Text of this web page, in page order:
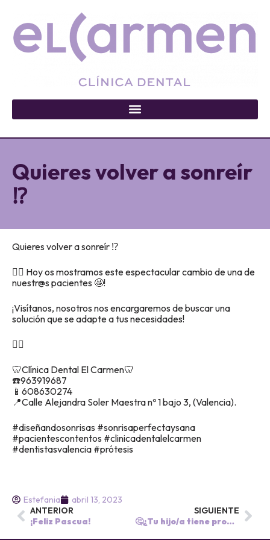
Quieres volver a sonreír
⁉️
Quieres volver a sonreír ⁉️
👉🏽 Hoy os mostramos este espectacular cambio de una de
nuestr@s pacientes 🤩!
¡Visítanos, nosotros nos encargaremos de buscar una
solución que se adapte a tus necesidades!
👇🏾
🦷Clínica Dental El Carmen🦷
☎️963919687
📱608630274
📍Calle Alejandra Soler Maestra nº 1 bajo 3, (Valencia).
#diseñandosonrisas #sonrisaperfectaysana
#pacientescontentos #clinicadentalelcarmen
#dentistasvalencia #prótesis
Estefania
abril 13, 2023
ANTERIOR
¡Feliz Pascua!
SIGUIENTE
🤔¿Tu hijo/a tiene problemas para respirar por la nariz y respira por la boca? ¿Le cuesta tragar correctamente o mantener los labios juntos? Esto te interesa. 👇